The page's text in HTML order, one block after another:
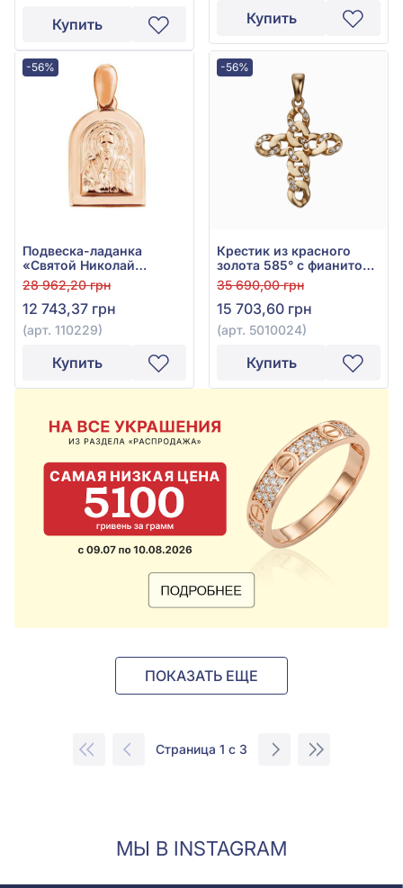
Купить Купить
-56%
Подвеска-ладанка
«Святой Николай
Чудотворец» из
красного золота 585°,
арт. 110229
28 962,20 грн
12 743,37 грн
(арт. 110229)
Купить
-56%
Крестик из красного
золота 585° с фианитом,
арт. 5010024
35 690,00 грн
15 703,60 грн
(арт. 5010024)
Купить
ПОКАЗАТЬ ЕЩЕ
Страница 1 с 3
МЫ В INSTAGRAM